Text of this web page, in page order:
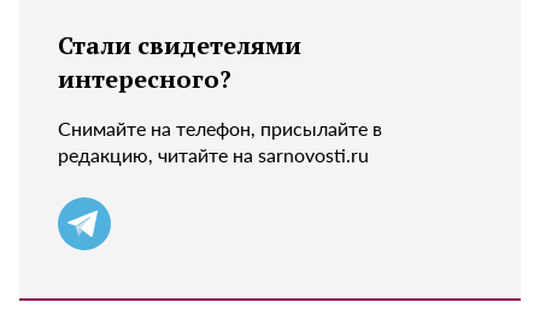
Стали свидетелями
интересного?
Снимайте на телефон, присылайте в
редакцию, читайте на sarnovosti.ru